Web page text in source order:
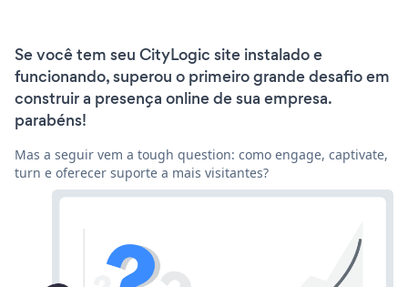
Se você tem seu CityLogic site instalado e
funcionando, superou o primeiro grande desafio em
construir a presença online de sua empresa.
parabéns!
Mas a seguir vem a tough question: como engage, captivate,
turn e oferecer suporte a mais visitantes?